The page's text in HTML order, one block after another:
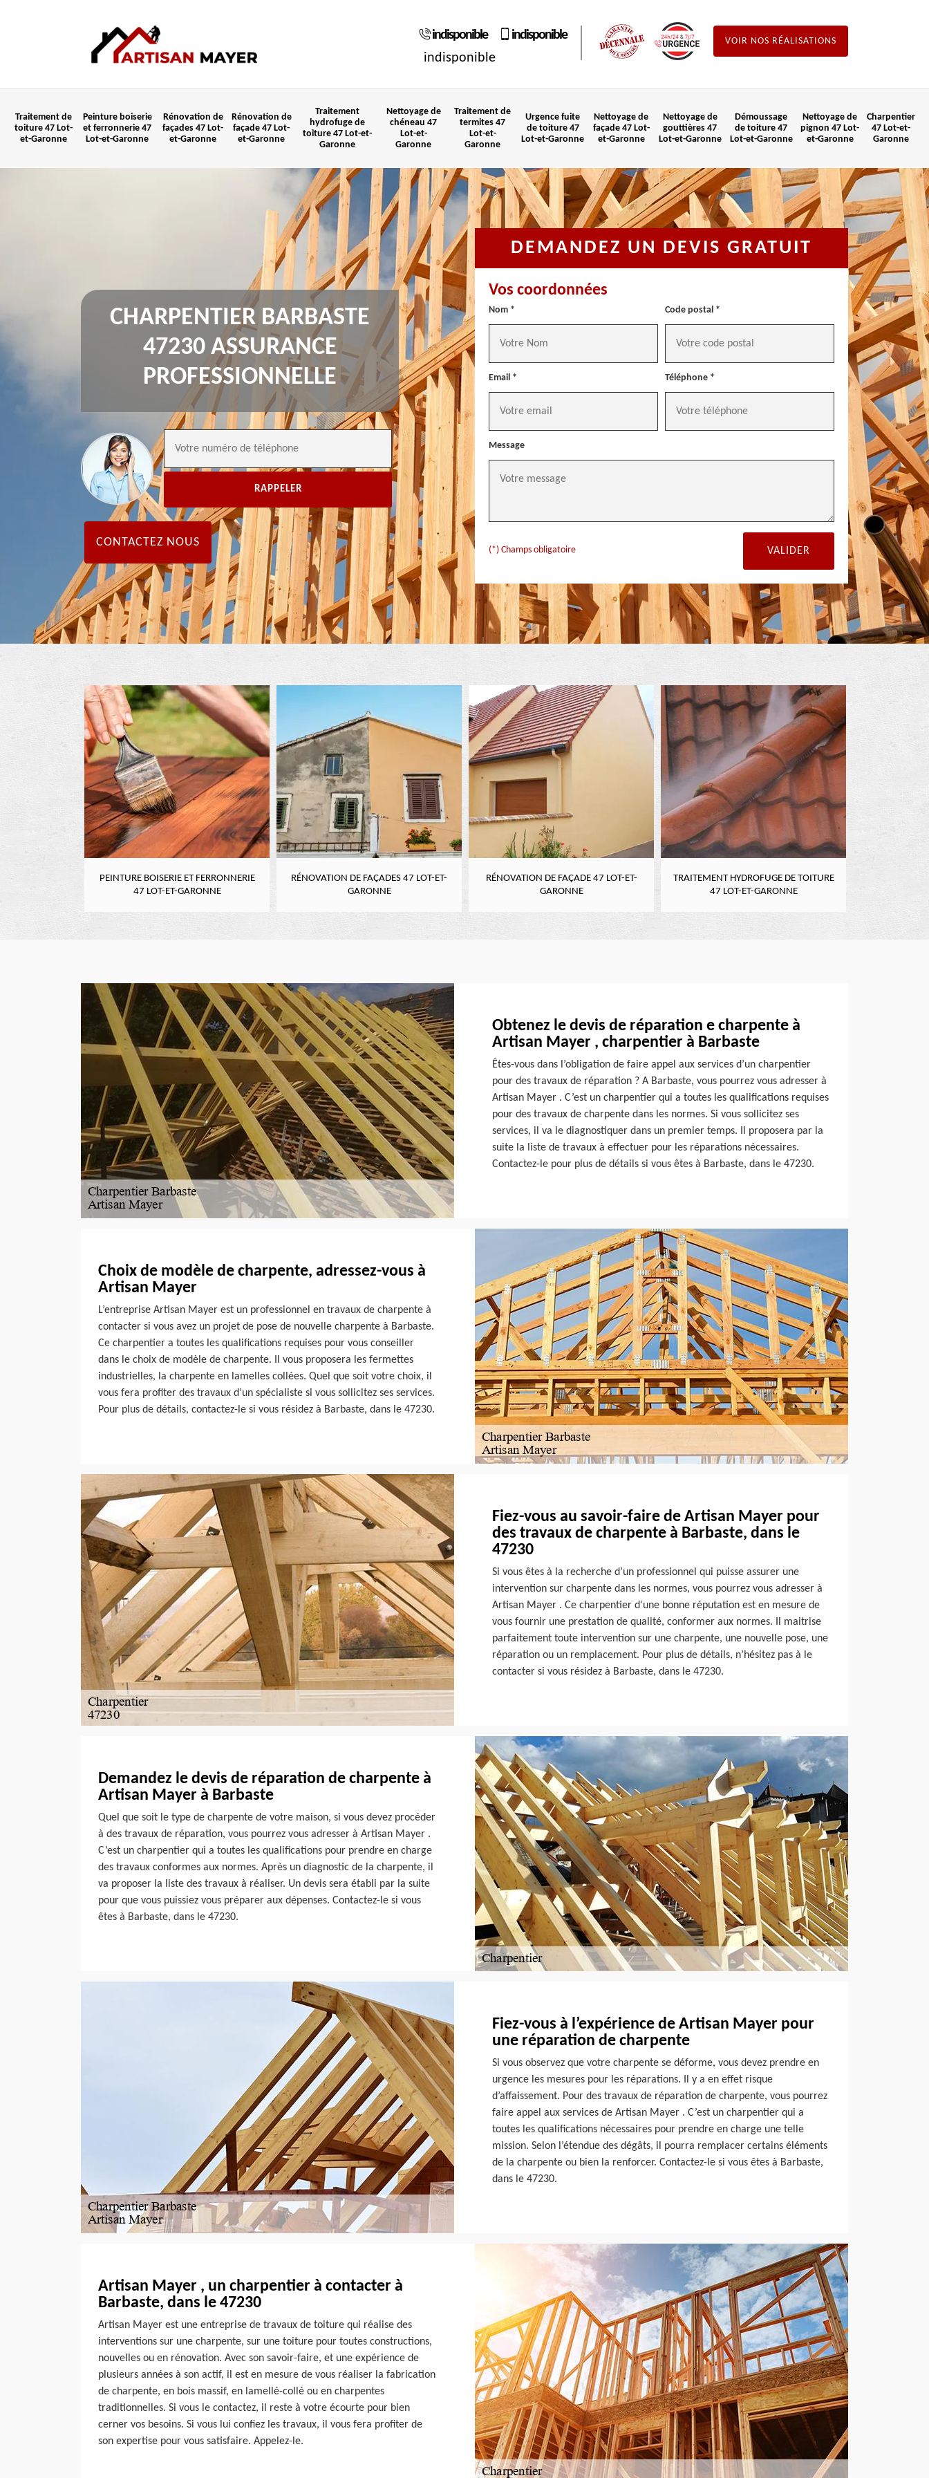
indisponible
indisponible
indisponible
VOIR NOS RÉALISATIONS
Traitement de
toiture 47 Lot-
et-Garonne
Peinture boiserie
et ferronnerie 47
Lot-et-Garonne
Rénovation de
façades 47 Lot-
et-Garonne
Rénovation de
façade 47 Lot-
et-Garonne
Traitement
hydrofuge de
toiture 47 Lot-et-
Garonne
Nettoyage de
chéneau 47
Lot-et-
Garonne
Traitement de
termites 47
Lot-et-
Garonne
Urgence fuite
de toiture 47
Lot-et-Garonne
Nettoyage de
façade 47 Lot-
et-Garonne
Nettoyage de
gouttières 47
Lot-et-Garonne
Démoussage
de toiture 47
Lot-et-Garonne
Nettoyage de
pignon 47 Lot-
et-Garonne
Charpentier
47 Lot-et-
Garonne
CHARPENTIER BARBASTE
47230 ASSURANCE
PROFESSIONNELLE
CONTACTEZ NOUS
DEMANDEZ UN DEVIS GRATUIT
Vos coordonnées
Nom * Code postal *
Email * Téléphone *
Message
(*) Champs obligatoire
PEINTURE BOISERIE ET FERRONNERIE
47 LOT-ET-GARONNE
RÉNOVATION DE FAÇADES 47 LOT-ET-
GARONNE
RÉNOVATION DE FAÇADE 47 LOT-ET-
GARONNE
TRAITEMENT HYDROFUGE DE TOITURE
47 LOT-ET-GARONNE
Obtenez le devis de réparation e charpente à
Artisan Mayer , charpentier à Barbaste
Êtes-vous dans l’obligation de faire appel aux services d’un charpentier
pour des travaux de réparation ? A Barbaste, vous pourrez vous adresser à
Artisan Mayer . C’est un charpentier qui a toutes les qualifications requises
pour des travaux de charpente dans les normes. Si vous sollicitez ses
services, il va le diagnostiquer dans un premier temps. Il proposera par la
suite la liste de travaux à effectuer pour les réparations nécessaires.
Contactez-le pour plus de détails si vous êtes à Barbaste, dans le 47230.
Choix de modèle de charpente, adressez-vous à
Artisan Mayer
L’entreprise Artisan Mayer est un professionnel en travaux de charpente à
contacter si vous avez un projet de pose de nouvelle charpente à Barbaste.
Ce charpentier a toutes les qualifications requises pour vous conseiller
dans le choix de modèle de charpente. Il vous proposera les fermettes
industrielles, la charpente en lamelles collées. Quel que soit votre choix, il
vous fera profiter des travaux d’un spécialiste si vous sollicitez ses services.
Pour plus de détails, contactez-le si vous résidez à Barbaste, dans le 47230.
Fiez-vous au savoir-faire de Artisan Mayer pour
des travaux de charpente à Barbaste, dans le
47230
Si vous êtes à la recherche d’un professionnel qui puisse assurer une
intervention sur charpente dans les normes, vous pourrez vous adresser à
Artisan Mayer . Ce charpentier d'une bonne réputation est en mesure de
vous fournir une prestation de qualité, conformer aux normes. Il maitrise
parfaitement toute intervention sur une charpente, une nouvelle pose, une
réparation ou un remplacement. Pour plus de détails, n’hésitez pas à le
contacter si vous résidez à Barbaste, dans le 47230.
Demandez le devis de réparation de charpente à
Artisan Mayer à Barbaste
Quel que soit le type de charpente de votre maison, si vous devez procéder
à des travaux de réparation, vous pourrez vous adresser à Artisan Mayer .
C’est un charpentier qui a toutes les qualifications pour prendre en charge
des travaux conformes aux normes. Après un diagnostic de la charpente, il
va proposer la liste des travaux à réaliser. Un devis sera établi par la suite
pour que vous puissiez vous préparer aux dépenses. Contactez-le si vous
êtes à Barbaste, dans le 47230.
Fiez-vous à l’expérience de Artisan Mayer pour
une réparation de charpente
Si vous observez que votre charpente se déforme, vous devez prendre en
urgence les mesures pour les réparations. Il y a en effet risque
d’affaissement. Pour des travaux de réparation de charpente, vous pourrez
faire appel aux services de Artisan Mayer . C’est un charpentier qui a
toutes les qualifications nécessaires pour prendre en charge une telle
mission. Selon l’étendue des dégâts, il pourra remplacer certains éléments
de la charpente ou bien la renforcer. Contactez-le si vous êtes à Barbaste,
dans le 47230.
Artisan Mayer , un charpentier à contacter à
Barbaste, dans le 47230
Artisan Mayer est une entreprise de travaux de toiture qui réalise des
interventions sur une charpente, sur une toiture pour toutes constructions,
nouvelles ou en rénovation. Avec son savoir-faire, et une expérience de
plusieurs années à son actif, il est en mesure de vous réaliser la fabrication
de charpente, en bois massif, en lamellé-collé ou en charpentes
traditionnelles. Si vous le contactez, il reste à votre écourte pour bien
cerner vos besoins. Si vous lui confiez les travaux, il vous fera profiter de
son expertise pour vous satisfaire. Appelez-le.